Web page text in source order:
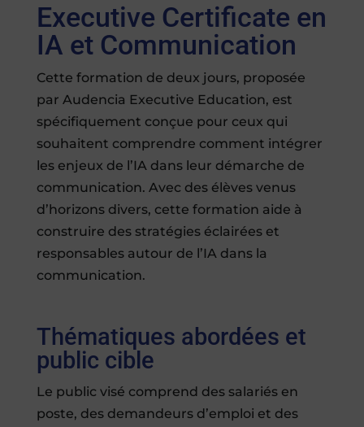
Executive Certificate en
IA et Communication
Cette formation de deux jours, proposée
par Audencia Executive Education, est
spécifiquement conçue pour ceux qui
souhaitent comprendre comment intégrer
les enjeux de l’IA dans leur démarche de
communication. Avec des élèves venus
d’horizons divers, cette formation aide à
construire des stratégies éclairées et
responsables autour de l’IA dans la
communication.
Thématiques abordées et
public cible
Le public visé comprend des salariés en
poste, des demandeurs d’emploi et des